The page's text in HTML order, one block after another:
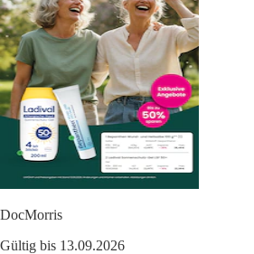
DocMorris
Gültig bis 13.09.2026